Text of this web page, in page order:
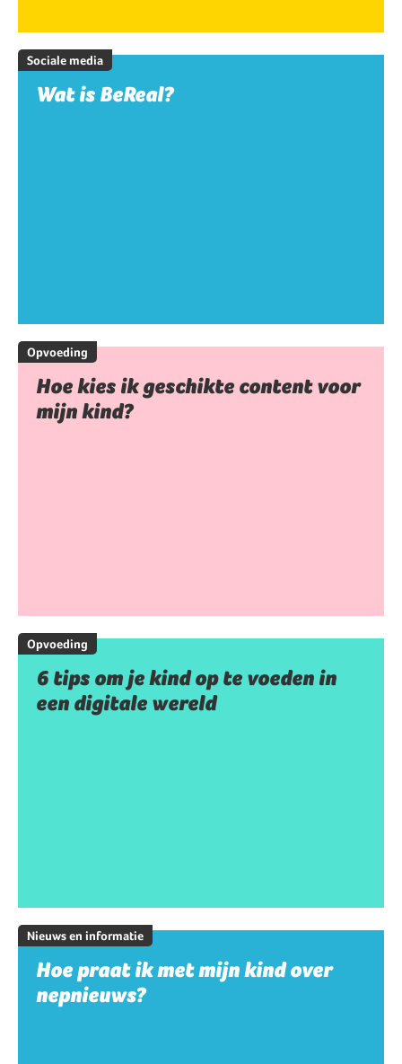
Sociale media
Wat is BeReal?
Opvoeding
Hoe kies ik geschikte content voor
mijn kind?
Opvoeding
6 tips om je kind op te voeden in
een digitale wereld
Nieuws en informatie
Hoe praat ik met mijn kind over
nepnieuws?